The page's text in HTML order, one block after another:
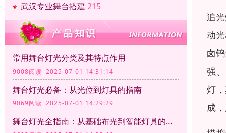
武汉专业舞台搭建 215
常用舞台灯光分类及其特点作用
9008阅读 2025-07-01 14:31:14
舞台灯光必备：从光位到灯具的指南
9069阅读 2025-07-01 14:29:29
舞台灯光全指南：从基础布光到智能灯具的应用
追
动
卤
强
灯
成